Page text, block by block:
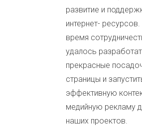
развитие и
интернет-
время
удалось
прекрасные
страницы и
эффективную
медийную рекламу
наших проектов.